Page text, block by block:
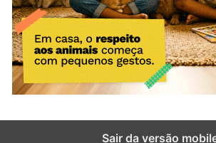
Sair da versão